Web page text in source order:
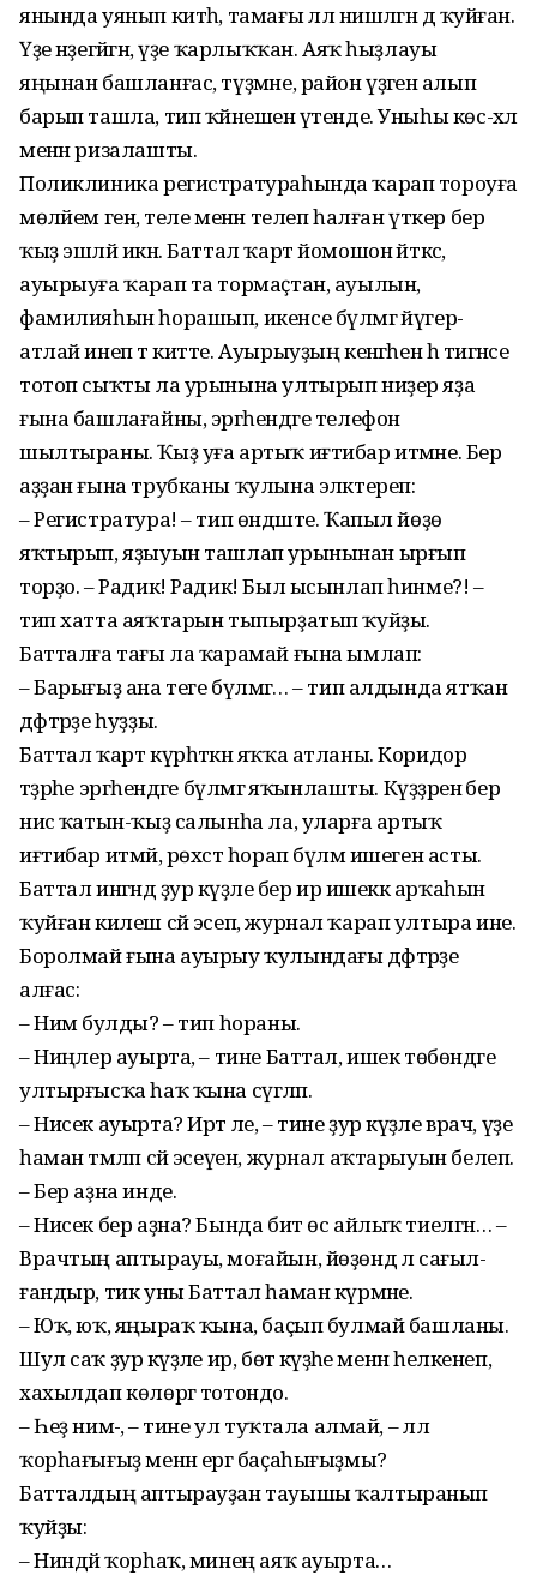
янында уянып китһә, тамағы әллә нишләгән дә ҡуйған.
Үҙе нәҙегәйгән, үҙе ҡарлыҡҡан. Аяҡ һыҙлауы
яңынан башланғас, түҙмәне, район үҙәгенә алып
барып ташла, тип ҡәйнешенә үтенде. Уныһы көс-хәл
менән ризалашты.
Поликлиника регистратураһында ҡарап тороуға
мөләйем генә, теле менән телеп һалған үткер бер
ҡыҙ эшләй икән. Баттал ҡарт йомошон әйткәс,
ауырыуға ҡарап та тормаҫ­тан, ауылын,
фамилияһын һорашып, икенсе бүлмәгә йүгерә-
атлай инеп тә китте. Ауырыуҙың кенәгәһен һә тигәнсе
тотоп сыҡты ла урынына ултырып ниҙер яҙа
ғына башлағайны, эргәһендәге телефон
шылтыраны. Ҡыҙ уға артыҡ иғтибар итмәне. Бер
аҙҙан ғына трубканы ҡулына эләк­тереп:
– Регистратура! – тип өндәште. Ҡапыл йөҙө
яҡтырып, яҙыуын ташлап урынынан ырғып
торҙо. – Радик! Радик! Был ысынлап һинме?! –
тип хатта аяҡтарын тыпырҙатып ҡуйҙы.
Батталға тағы ла ҡарамай ғына ымлап:
– Барығыҙ ана теге бүлмәгә… – тип алдында ятҡан
дәфтәрҙе һуҙҙы.
Баттал ҡарт күрһәткән яҡҡа атланы. Коридор
тәҙрәһе эргәһендәге бүл­мәгә яҡынлашты. Күҙҙәренә бер
нисә ҡатын-ҡыҙ салынһа ла, уларға артыҡ
иғтибар итмәй, рөхсәт һорап бүлмә ишеген асты.
Баттал ингәндә ҙур кәүҙәле бер ир ишеккә арҡаһын
ҡуйған килеш сәй эсеп, журнал ҡарап ултыра ине.
Боролмай ғына ауырыу ҡулындағы дәфтәрҙе
алғас:
– Нимә булды? – тип һораны.
– Ниңәлер ауырта, – тине Баттал, ишек төбөндәге
ултырғысҡа һаҡ ҡына сүгәләп.
– Нисек ауырта? Иртә әле, – тине ҙур кәүҙәле врач, үҙе
һаман тәмләп сәй эсеүен, журнал аҡтарыуын белеп.
– Бер аҙна инде.
– Нисек бер аҙна? Бында бит өс айлыҡ тиелгән… –
Врачтың аптыра­уы, моғайын, йөҙөндә лә сағыл­
ған­дыр, тик уны Баттал һаман күр­мәне.
– Юҡ, юҡ, яңыраҡ ҡына, баҫып булмай башланы.
Шул саҡ ҙур кәүҙәле ир, бөтә кәүҙәһе менән һелкенеп,
хахылдап көлөргә тотондо.
– Һеҙ нимә-ә, – тине ул туҡтала алмай, – әллә
ҡорһағығыҙ менән ер­гә баҫаһығыҙмы?
Батталдың аптырауҙан тауышы ҡалтыранып
ҡуйҙы:
– Ниндәй ҡорһаҡ, минең аяҡ ауырта…